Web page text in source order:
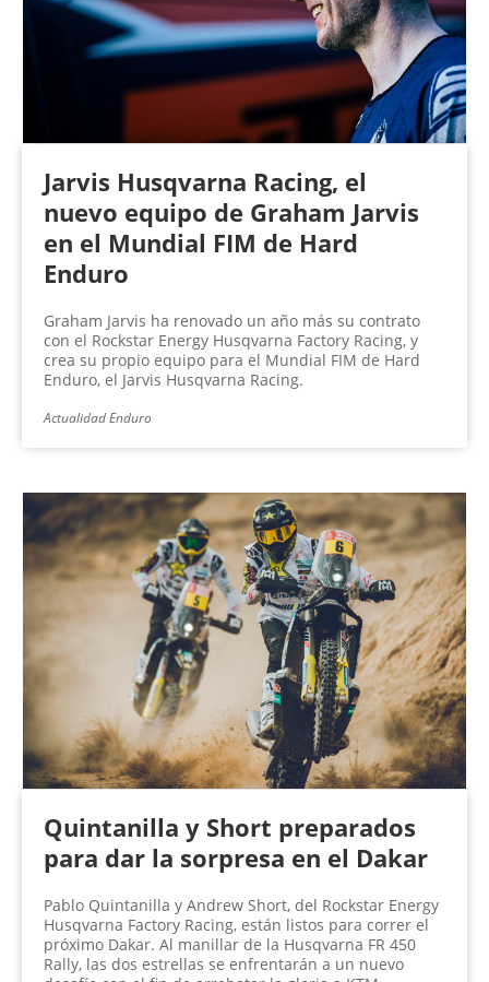
Jarvis Husqvarna Racing, el
nuevo equipo de Graham Jarvis
en el Mundial FIM de Hard
Enduro
Graham Jarvis ha renovado un año más su contrato
con el Rockstar Energy Husqvarna Factory Racing, y
crea su propio equipo para el Mundial FIM de Hard
Enduro, el Jarvis Husqvarna Racing.
Actualidad Enduro
Quintanilla y Short preparados
para dar la sorpresa en el Dakar
Pablo Quintanilla y Andrew Short, del Rockstar Energy
Husqvarna Factory Racing, están listos para correr el
próximo Dakar. Al manillar de la Husqvarna FR 450
Rally, las dos estrellas se enfrentarán a un nuevo